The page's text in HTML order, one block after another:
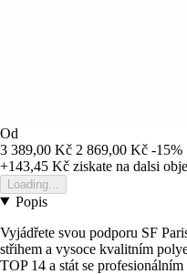
Od
3 389,00 Kč 2 869,00 Kč -15%
+143,45 Kč ziskate na dalsi
Loading...
Popis
Vyjádřete svou podporu SF
střihem a vysoce kvalitním
TOP 14 a stát se